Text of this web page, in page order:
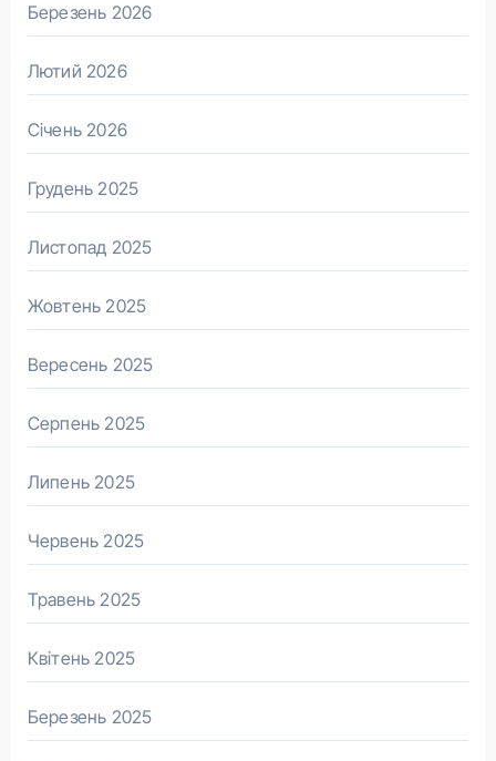
Березень 2026
Лютий 2026
Січень 2026
Грудень 2025
Листопад 2025
Жовтень 2025
Вересень 2025
Серпень 2025
Липень 2025
Червень 2025
Травень 2025
Квітень 2025
Березень 2025